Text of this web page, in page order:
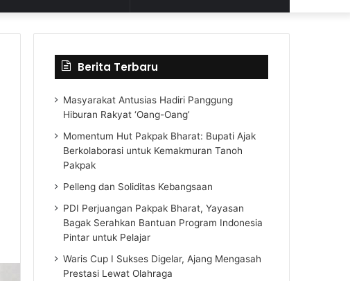
for
Berita Terbaru
Masyarakat Antusias Hadiri Panggung
Hiburan Rakyat ‘Oang-Oang’
Momentum Hut Pakpak Bharat: Bupati Ajak
Berkolaborasi untuk Kemakmuran Tanoh
Pakpak
Pelleng dan Soliditas Kebangsaan
PDI Perjuangan Pakpak Bharat, Yayasan
Bagak Serahkan Bantuan Program Indonesia
Pintar untuk Pelajar
Waris Cup I Sukses Digelar, Ajang Mengasah
Prestasi Lewat Olahraga